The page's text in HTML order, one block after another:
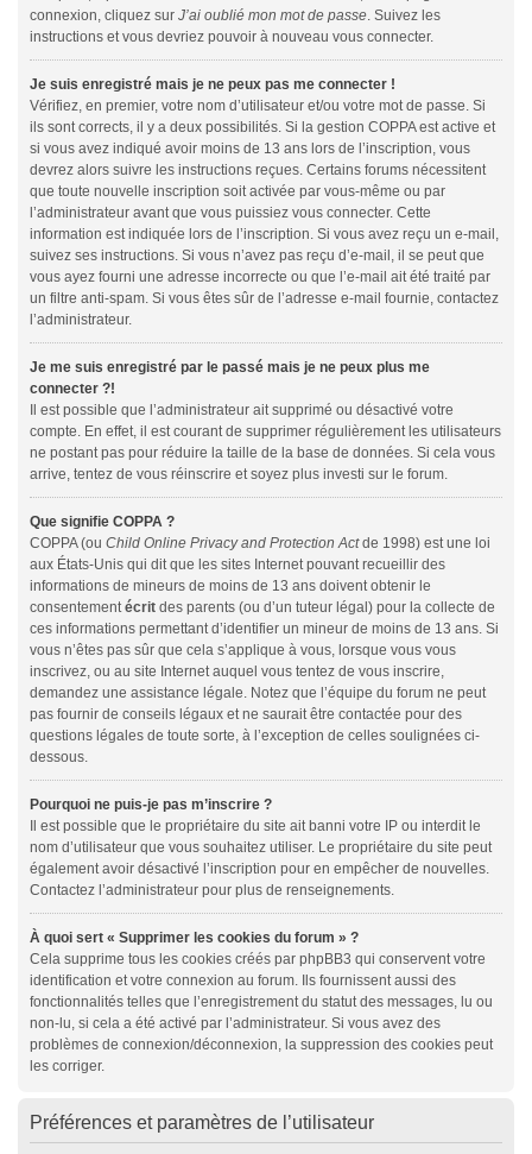
connexion, cliquez sur J’ai oublié mon mot de passe. Suivez les
instructions et vous devriez pouvoir à nouveau vous connecter.
Je suis enregistré mais je ne peux pas me connecter !
Vérifiez, en premier, votre nom d’utilisateur et/ou votre mot de passe. Si
ils sont corrects, il y a deux possibilités. Si la gestion COPPA est active et
si vous avez indiqué avoir moins de 13 ans lors de l’inscription, vous
devrez alors suivre les instructions reçues. Certains forums nécessitent
que toute nouvelle inscription soit activée par vous-même ou par
l’administrateur avant que vous puissiez vous connecter. Cette
information est indiquée lors de l’inscription. Si vous avez reçu un e-mail,
suivez ses instructions. Si vous n’avez pas reçu d’e-mail, il se peut que
vous ayez fourni une adresse incorrecte ou que l’e-mail ait été traité par
un filtre anti-spam. Si vous êtes sûr de l’adresse e-mail fournie, contactez
l’administrateur.
Je me suis enregistré par le passé mais je ne peux plus me
connecter ?!
Il est possible que l’administrateur ait supprimé ou désactivé votre
compte. En effet, il est courant de supprimer régulièrement les utilisateurs
ne postant pas pour réduire la taille de la base de données. Si cela vous
arrive, tentez de vous réinscrire et soyez plus investi sur le forum.
Que signifie COPPA ?
COPPA (ou Child Online Privacy and Protection Actde 1998) est une loi
aux États-Unis qui dit que les sites Internet pouvant recueillir des
informations de mineurs de moins de 13 ans doivent obtenir le
consentementécrit des parents (ou d’un tuteur légal) pour la collecte de
ces informations permettant d’identifier un mineur de moins de 13 ans. Si
vous n’êtes pas sûr que cela s’applique à vous, lorsque vous vous
inscrivez, ou au site Internet auquel vous tentez de vous inscrire,
demandez une assistance légale. Notez que l’équipe du forum ne peut
pas fournir de conseils légaux et ne saurait être contactée pour des
questions légales de toute sorte, à l’exception de celles soulignées ci-
dessous.
Pourquoi ne puis-je pas m’inscrire ?
Il est possible que le propriétaire du site ait banni votre IP ou interdit le
nom d’utilisateur que vous souhaitez utiliser. Le propriétaire du site peut
également avoir désactivé l’inscription pour en empêcher de nouvelles.
Contactez l’administrateur pour plus de renseignements.
À quoi sert « Supprimer les cookies du forum » ?
Cela supprime tous les cookies créés par phpBB3 qui conservent votre
identification et votre connexion au forum. Ils fournissent aussi des
fonctionnalités telles que l’enregistrement du statut des messages, lu ou
non-lu, si cela a été activé par l’administrateur. Si vous avez des
problèmes de connexion/déconnexion, la suppression des cookies peut
les corriger.
Préférences et paramètres de l’utilisateur